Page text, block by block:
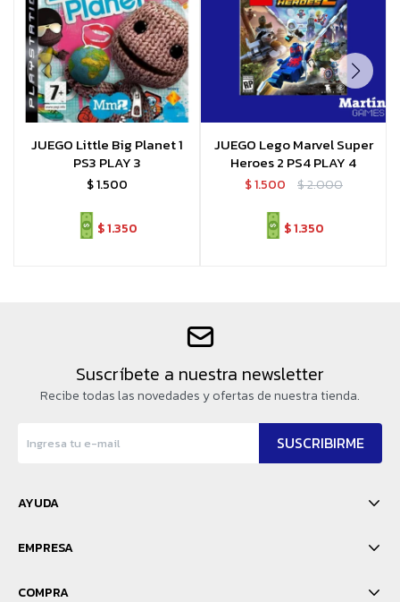
JUEGO Little Big Planet 1
PS3 PLAY 3
$1.500
$1.350
JUEGO Lego Marvel Super
Heroes 2 PS4 PLAY 4
$1.500 $2.000
$1.350
Suscríbete a nuestra newsletter
Recibe todas las novedades y ofertas de nuestra tienda.
SUSCRIBIRME
AYUDA
EMPRESA
COMPRA